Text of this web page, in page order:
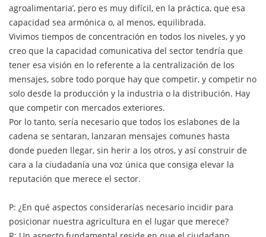
agroalimentaria’, pero es muy difícil, en la práctica, que esa
capacidad sea armónica o, al menos, equilibrada.
Vivimos tiempos de concentración en todos los niveles, y yo
creo que la capacidad comunicativa del sector tendría que
tener esa visión en lo referente a la centralización de los
mensajes, sobre todo porque hay que competir, y competir no
solo desde la producción y la industria o la distribución. Hay
que competir con mercados exteriores.
Por lo tanto, sería necesario que todos los eslabones de la
cadena se sentaran, lanzaran mensajes comunes hasta
donde pueden llegar, sin herir a los otros, y así construir de
cara a la ciudadanía una voz única que consiga elevar la
reputación que merece el sector.
P: ¿En qué aspectos considerarías necesario incidir para
posicionar nuestra agricultura en el lugar que merece?